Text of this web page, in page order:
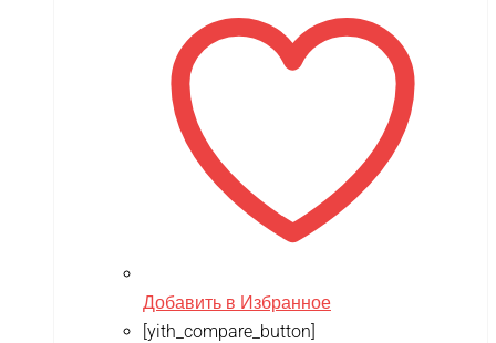
Добавить в Избранное
[yith_compare_button]